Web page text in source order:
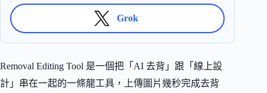
Grok
Removal Editing Tool 是一個把「AI 去背」跟「線上設
計」串在一起的一條龍工具，上傳圖片幾秒完成去背